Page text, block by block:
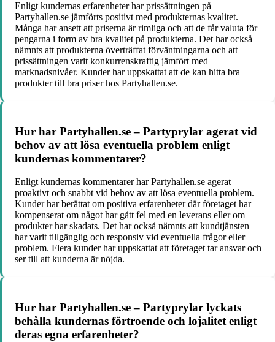
Enligt kundernas erfarenheter har prissättningen på
Partyhallen.se jämförts positivt med produkternas kvalitet.
Många har ansett att priserna är rimliga och att de får valuta för
pengarna i form av bra kvalitet på produkterna. Det har också
nämnts att produkterna överträffat förväntningarna och att
prissättningen varit konkurrenskraftig jämfört med
marknadsnivåer. Kunder har uppskattat att de kan hitta bra
produkter till bra priser hos Partyhallen.se.
Hur har Partyhallen.se – Partyprylar agerat vid
behov av att lösa eventuella problem enligt
kundernas kommentarer?
Enligt kundernas kommentarer har Partyhallen.se agerat
proaktivt och snabbt vid behov av att lösa eventuella problem.
Kunder har berättat om positiva erfarenheter där företaget har
kompenserat om något har gått fel med en leverans eller om
produkter har skadats. Det har också nämnts att kundtjänsten
har varit tillgänglig och responsiv vid eventuella frågor eller
problem. Flera kunder har uppskattat att företaget tar ansvar och
ser till att kunderna är nöjda.
Hur har Partyhallen.se – Partyprylar lyckats
behålla kundernas förtroende och lojalitet enligt
deras egna erfarenheter?